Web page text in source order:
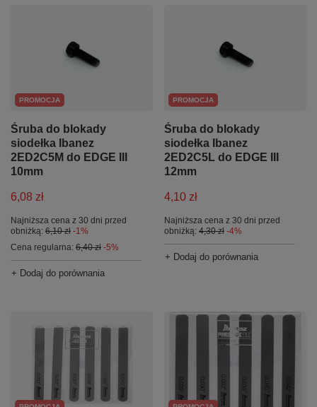
PROMOCJA
Śruba do blokady
siodełka Ibanez
2ED2C5M do EDGE III
10mm
6,08 zł
Najniższa cena z 30 dni przed
obniżką: 6,10 zł -1%
Cena regularna: 6,40 zł -5%
+ Dodaj do porównania
PROMOCJA
Śruba do blokady
siodełka Ibanez
2ED2C5L do EDGE III
12mm
4,10 zł
Najniższa cena z 30 dni przed
obniżką: 4,30 zł -4%
+ Dodaj do porównania